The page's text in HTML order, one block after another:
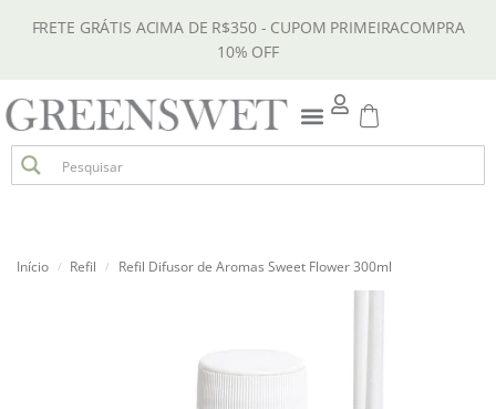
FRETE GRÁTIS ACIMA DE R$350 - CUPOM PRIMEIRACOMPRA
10% OFF
Início / Refil / Refil Difusor de Aromas Sweet Flower 300ml